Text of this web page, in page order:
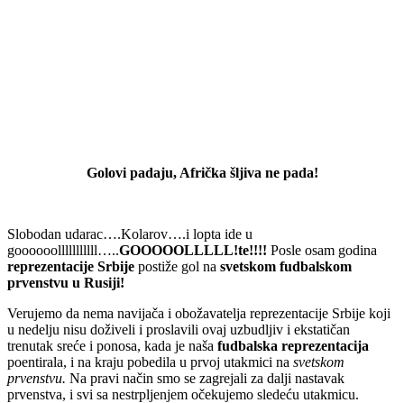
Golovi padaju, Afrička šljiva ne pada!
Slobodan udarac….Kolarov….i lopta ide u
goooooolllllllllll…..GOOOOOLLLLL!te!!!! Posle osam godina
reprezentacije Srbije postiže gol na svetskom fudbalskom
prvenstvu u Rusiji!
Verujemo da nema navijača i obožavatelja reprezentacije Srbije koji
u nedelju nisu doživeli i proslavili ovaj uzbudljiv i ekstatičan
trenutak sreće i ponosa, kada je naša fudbalska reprezentacija
poentirala, i na kraju pobedila u prvoj utakmici na svetskom
prvenstvu. Na pravi način smo se zagrejali za dalji nastavak
prvenstva, i svi sa nestrpljenjem očekujemo sledeću utakmicu.